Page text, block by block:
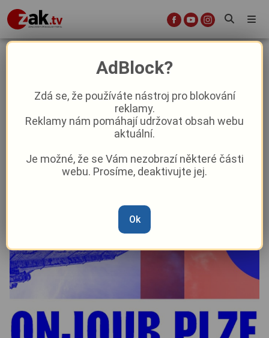
Podzimní sklizeň frankofonní
kultury přinese tradiční festival
Bonjour Plzeň
Aktuality Kultura Aktuálně Z Plzně
Peggy Kýrová –14. 10. 2025|04:28
AdBlock?
Zdá se, že používáte nástroj pro blokování
reklamy.
Reklamy nám pomáhají udržovat obsah webu
aktuální.
Je možné, že se Vám nezobrazí některé části
webu. Prosíme, deaktivujte jej.
Ok